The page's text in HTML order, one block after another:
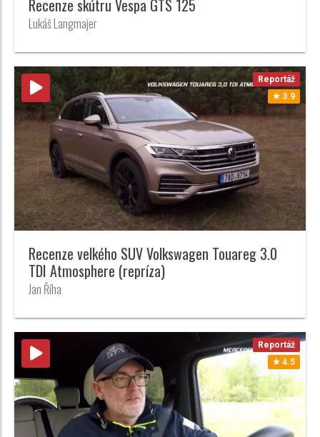
Recenze skútru Vespa GTS 125
Lukáš Langmajer
Reportáž
3.9
Recenze velkého SUV Volkswagen Touareg 3.0
TDI Atmosphere (repríza)
Jan Říha
Reportáž
4.5